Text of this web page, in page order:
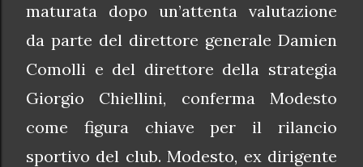
maturata dopo un’attenta valutazione
da parte del direttore generale Damien
Comolli e del direttore della strategia
Giorgio Chiellini, conferma Modesto
come figura chiave per il rilancio
sportivo del club. Modesto, ex dirigente